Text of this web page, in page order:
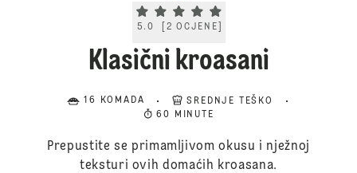
Current rating 5.0. Click to rate.
5.0 2 OCJENE
Klasični kroasani
16 KOMADA
SREDNJE TEŠKO
60 MINUTE
Prepustite se primamljivom okusu i nježnoj
teksturi ovih domaćih kroasana.